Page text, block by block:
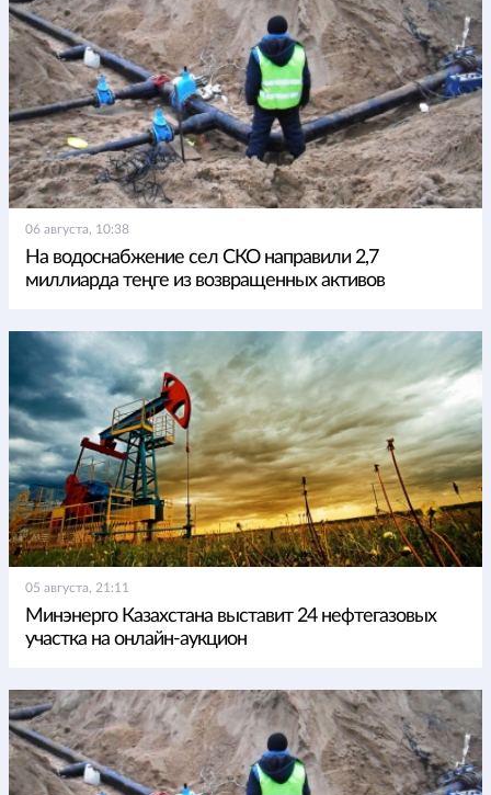
06 августа, 10:38
На водоснабжение сел СКО направили 2,7
миллиарда теңге из возвращенных активов
05 августа, 21:11
Минэнерго Казахстана выставит 24 нефтегазовых
участка на онлайн-аукцион